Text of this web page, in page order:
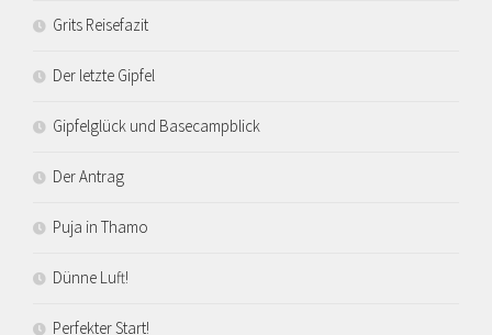
Grits Reisefazit
Der letzte Gipfel
Gipfelglück und Basecampblick
Der Antrag
Puja in Thamo
Dünne Luft!
Perfekter Start!